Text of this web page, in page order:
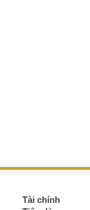
Tài chính